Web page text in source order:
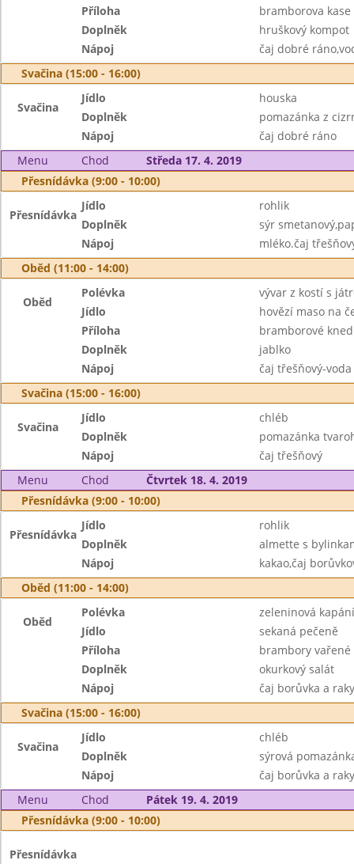
Příloha
bramborova
Doplněk
hruškový kompot
Nápoj
čaj dobré
Svačina (15:00 - 16:00)
Svačina
Jídlo
houska
Doplněk
pomazánka z
Nápoj
čaj dobré ráno
Menu
Chod
Středa 17. 4. 2019
Přesnídávka (9:00 - 10:00)
Přesnídávka
Jídlo
rohlik
Doplněk
sýr
Nápoj
mléko.čaj
Oběd (11:00 - 14:00)
Oběd
Polévka
vývar z kostí s
Jídlo
hovězí maso na
Příloha
bramborové
Doplněk
jablko
Nápoj
čaj třešňový-
Svačina (15:00 - 16:00)
Svačina
Jídlo
chléb
Doplněk
pomazánka
Nápoj
čaj třešňový
Menu
Chod
Čtvrtek 18. 4. 2019
Přesnídávka (9:00 - 10:00)
Přesnídávka
Jídlo
rohlik
Doplněk
almette s
Nápoj
kakao,čaj
Oběd (11:00 - 14:00)
Oběd
Polévka
zeleninová
Jídlo
sekaná pečeně
Příloha
brambory vařené
Doplněk
okurkový salát
Nápoj
čaj borůvka a
Svačina (15:00 - 16:00)
Svačina
Jídlo
chléb
Doplněk
sýrová
Nápoj
čaj borůvka a
Menu
Chod
Pátek 19. 4. 2019
Přesnídávka (9:00 - 10:00)
Přesnídávka